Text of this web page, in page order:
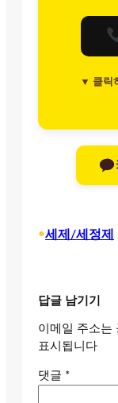
▼ 클릭
•세제/세정제
답글 남기기
이메일 주소는
표시됩니다
댓글 *